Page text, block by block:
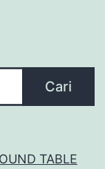
Cari
TABLE